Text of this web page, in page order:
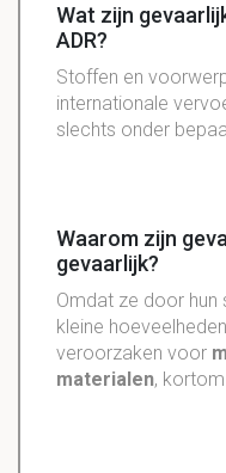
Wat zijn
ADR?
Stoffen en
internationale
slechts onder
Waarom zijn
gevaarlijk?
Omdat ze door hun
kleine hoeveelheden
veroorzaken voor
materialen,